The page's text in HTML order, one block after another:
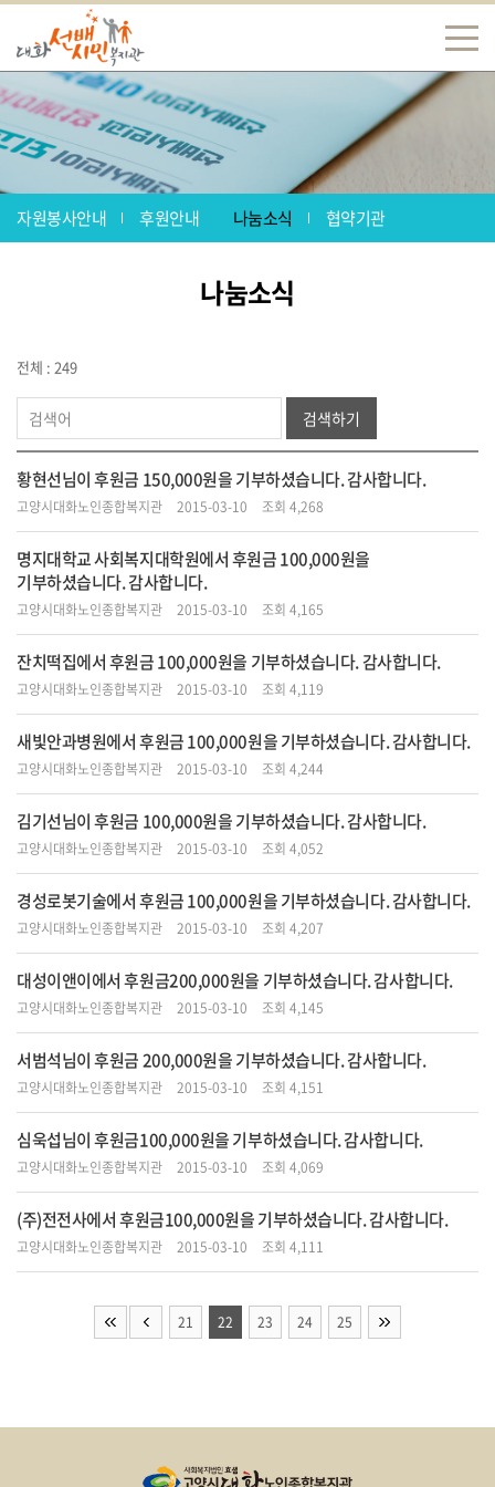
자원봉사안내 후원안내 나눔소식 협약기관
나눔소식
전체 : 249
검색하기
황현선님이 후원금 150,000원을 기부하셨습니다. 감사합니다.
고양시대화노인종합복지관 2015-03-10 조회 4,268
명지대학교 사회복지대학원에서 후원금 100,000원을
기부하셨습니다. 감사합니다.
고양시대화노인종합복지관 2015-03-10 조회 4,165
잔치떡집에서 후원금 100,000원을 기부하셨습니다. 감사합니다.
고양시대화노인종합복지관 2015-03-10 조회 4,119
새빛안과병원에서 후원금 100,000원을 기부하셨습니다. 감사합니다.
고양시대화노인종합복지관 2015-03-10 조회 4,244
김기선님이 후원금 100,000원을 기부하셨습니다. 감사합니다.
고양시대화노인종합복지관 2015-03-10 조회 4,052
경성로봇기술에서 후원금 100,000원을 기부하셨습니다. 감사합니다.
고양시대화노인종합복지관 2015-03-10 조회 4,207
대성이앤이에서 후원금200,000원을 기부하셨습니다. 감사합니다.
고양시대화노인종합복지관 2015-03-10 조회 4,145
서범석님이 후원금 200,000원을 기부하셨습니다. 감사합니다.
고양시대화노인종합복지관 2015-03-10 조회 4,151
심욱섭님이 후원금100,000원을 기부하셨습니다. 감사합니다.
고양시대화노인종합복지관 2015-03-10 조회 4,069
(주)전전사에서 후원금100,000원을 기부하셨습니다. 감사합니다.
고양시대화노인종합복지관 2015-03-10 조회 4,111
21 22 23 24 25